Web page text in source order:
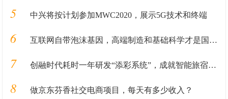
5 中兴将按计划参加MWC2020，展示5G技术和终端
6 互联网自带泡沫基因，高端制造和基础科学才是国之重器
7 创融时代耗时一年研发“添彩系统”，成就智能旅宿领导者
8 做京东芬香社交电商项目，每天有多少收入？